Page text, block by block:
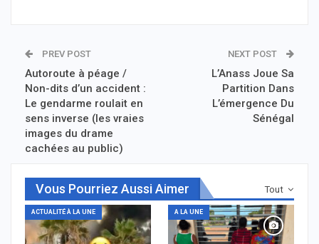
PREV POST
Autoroute à péage /
Non-dits d’un accident :
Le gendarme roulait en
sens inverse (les vraies
images du drame
cachées au public)
NEXT POST
L’Anass Joue Sa
Partition Dans
L’émergence Du
Sénégal
Tout
Vous Pourriez Aussi Aimer
ACTUALITÉ À LA UNE A LA UNE